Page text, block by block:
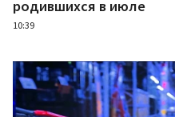
родившихся в июле
10:39